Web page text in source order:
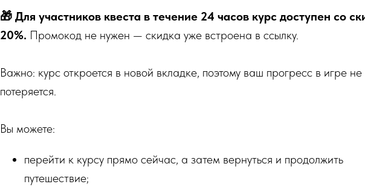
🎁 Для участников квеста в течение 24 часов курс доступен со
20%. Промокод не нужен — скидка уже встроена в ссылку.
Важно: курс откроется в новой вкладке, поэтому ваш прогресс в игре не
потеряется.
Вы можете:
перейти к курсу прямо сейчас, а затем вернуться и продолжить
путешествие;